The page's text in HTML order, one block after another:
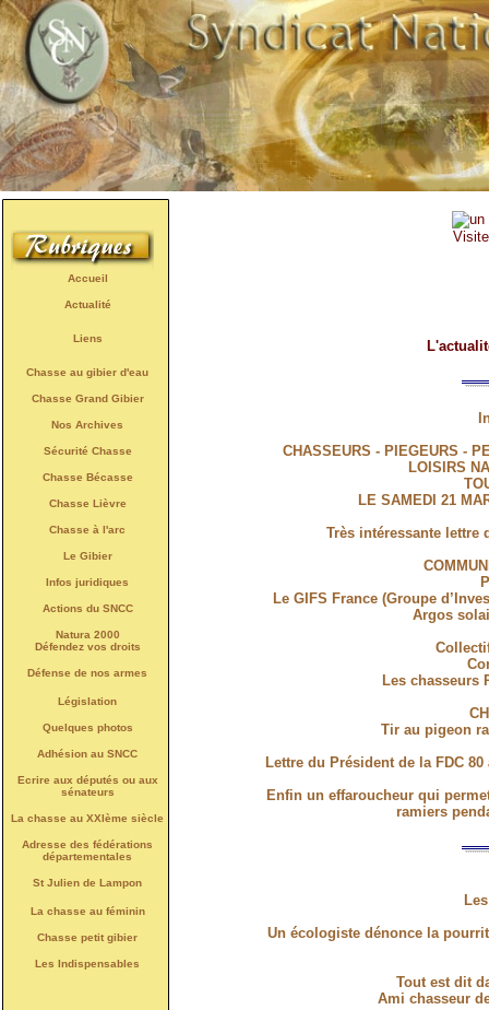
Accueil
Actualité
Liens
Chasse au gibier d'eau
Chasse Grand Gibier
Nos Archives
Sécurité Chasse
Chasse Bécasse
Chasse Lièvre
Chasse à l'arc
Le Gibier
Infos juridiques
Actions du SNCC
Natura 2000
Défendez vos droits
Défense de nos armes
Législation
Quelques photos
Adhésion au SNCC
Ecrire aux députés ou aux
sénateurs
La chasse au XXIème siècle
Adresse des fédérations
départementales
St Julien de Lampon
La chasse au féminin
Chasse petit gibier
Les Indispensables
CHASSEURS - PIEGEURS -
LOISIRS
LE SAMEDI 21
Très intéressante lettre
Le GIFS France (Groupe
Argos
Les chasseurs
Tir au pigeon
Lettre du Président de la FDC
Enfin un effaroucheur qui
ramiers
Un écologiste dénonce la
Tout est dit
Ami chasseur